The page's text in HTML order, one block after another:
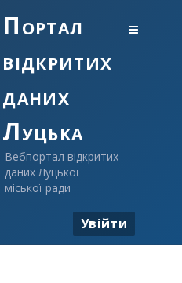
Портал
відкритих
даних
Луцька
Вебпортал відкритих
даних Луцької
міської ради
Увійти